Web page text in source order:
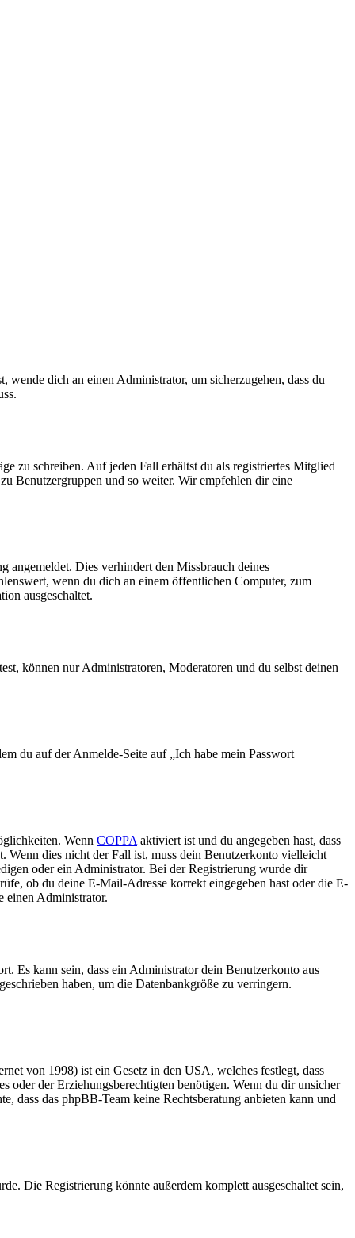
dich an einen Administrator, um sicherzugehen, dass du
zu schreiben. Auf jeden Fall erhältst du als registriertes Mitglied
Benutzergruppen und so weiter. Wir empfehlen dir eine
angemeldet. Dies verhindert den Missbrauch deines
wenn du dich an einem öffentlichen Computer, zum
ausgeschaltet.
können nur Administratoren, Moderatoren und du selbst deinen
du auf der Anmelde-Seite auf „Ich habe mein Passwort
Wenn COPPA aktiviert ist und du angegeben hast, dass
Wenn dies nicht der Fall ist, muss dein Benutzerkonto vielleicht
oder ein Administrator. Bei der Registrierung wurde dir
ob du deine E-Mail-Adresse korrekt eingegeben hast oder die E-
einen Administrator.
Es kann sein, dass ein Administrator dein Benutzerkonto aus
haben, um die Datenbankgröße zu verringern.
von 1998) ist ein Gesetz in den USA, welches festlegt, dass
oder der Erziehungsberechtigten benötigen. Wenn du dir unsicher
dass das phpBB-Team keine Rechtsberatung anbieten kann und
Die Registrierung könnte außerdem komplett ausgeschaltet sein,